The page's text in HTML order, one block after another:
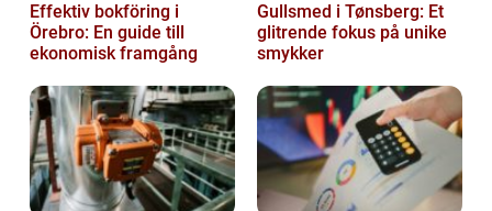
Effektiv bokföring i
Örebro: En guide till
ekonomisk framgång
Gullsmed i Tønsberg: Et
glitrende fokus på unike
smykker